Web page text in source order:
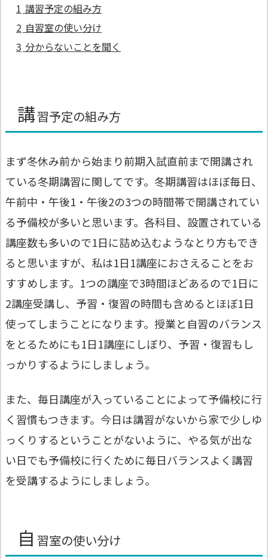
1 講習予定の組み方
2 自習室の使い分け
3 分からないことを聞く
講習予定の組み方
まず冬休み前から始まり前期入試直前まで開講され
ている冬期講習に関してです。冬期講習はほぼ毎日、
午前中・午後1・午後2の3つの時間帯で開講されてい
る予備校が多いと思います。各科目、設置されている
講座数も多いので1日に詰め込むようなとり方もでき
ると思いますが、私は1日1講座におさえることをお
すすめします。1つの講座で3時間ほどあるので1日に
2講座受講し、予習・復習の時間も含めるとほぼ1日
使ってしまうことになります。授業と自習のバランス
をとるためにも1日1講座にしぼり、予習・復習もし
っかりするようにしましょう。
また、 毎日講座が入っていることによって予備校に行
く習慣もつきます。今日は講習がないから家で少しゆ
っくりするということがないように、やる気が出な
い日でも予備校に行くために毎日バランスよく講習
を受講するようにしましょう。
自 習室の使い分け